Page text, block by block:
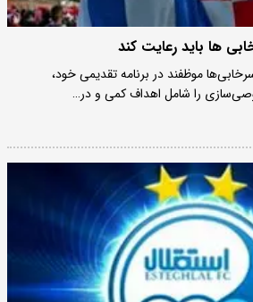
۸۵ درصدی سرخابی‌ها موظفند در برنامه تقدیمی خود،